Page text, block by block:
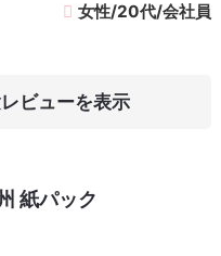
女性/20代/会社員
ビュー
紙パック